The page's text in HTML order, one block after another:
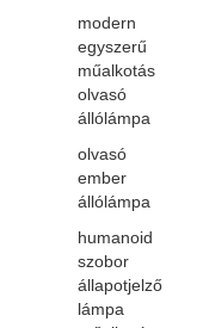
modern
egyszerű
műalkotás
olvasó
állólámpa
olvasó
ember
állólámpa
humanoid
szobor
állapotjelző
lámpa